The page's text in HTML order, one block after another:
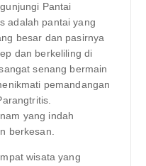
Pantai
adalah pantai yang
besar dan pasirnya
dan berkeliling di
senang bermain
pemandangan
yang indah
berkesan.
wisata yang